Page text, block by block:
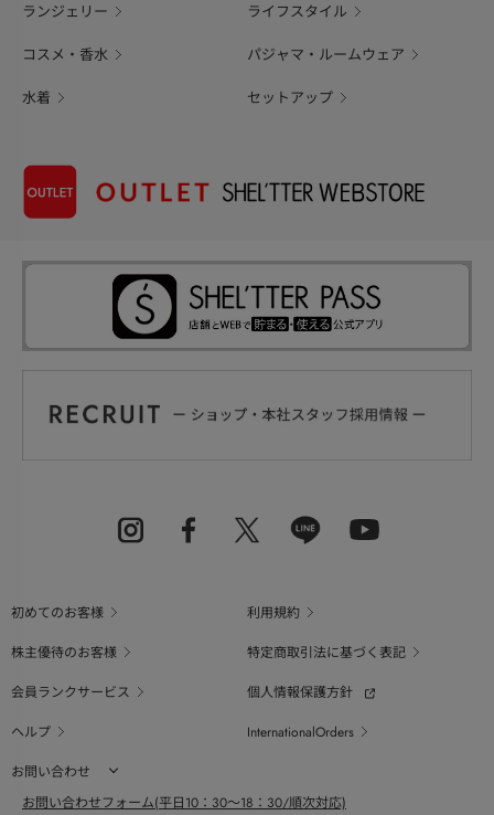
ランジェリー ライフスタイル
コスメ・香水 パジャマ・ルームウェア
水着 セットアップ
初めてのお客様
利用規約
株主優待のお客様
特定商取引法に基づく表記
会員ランクサービス
個人情報保護方針
ヘルプ
InternationalOrders
お問い合わせ
お問い合わせフォーム(平日10：30～18：30/順次対応)